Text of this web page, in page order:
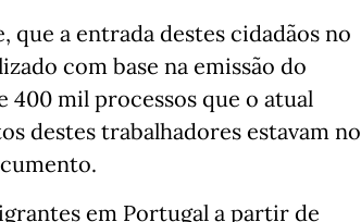
que a entrada destes cidadãos no
com base na emissão do
mil processos que o atual
destes trabalhadores estavam no
em Portugal a partir de